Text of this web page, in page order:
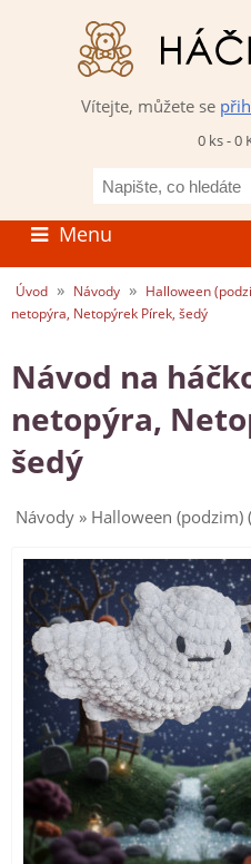
Vítejte, můžete se
0 ks - 0
Menu
Úvod » Návody » Halloween
netopýra, Netopýrek Pírek, šedý
Návod na
netopýra,
šedý
Návody » Halloween (podzim)